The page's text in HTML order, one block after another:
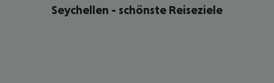
Seychellen - schönste Reiseziele